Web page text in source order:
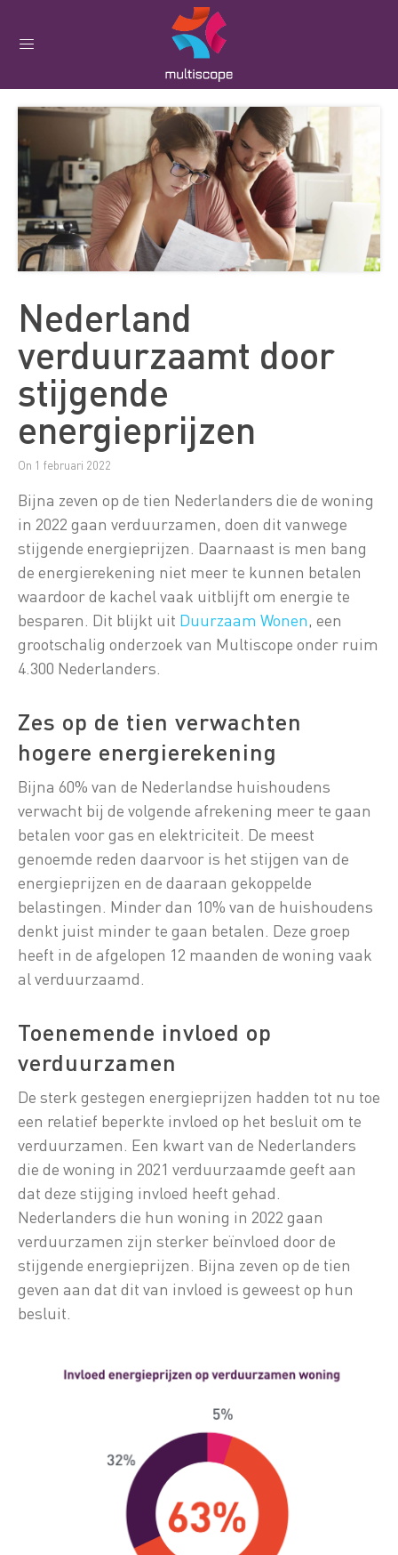
Nederland
verduurzaamt door
stijgende
energieprijzen
On 1 februari 2022
Bijna zeven op de tien Nederlanders die de woning
in 2022 gaan verduurzamen, doen dit vanwege
stijgende energieprijzen. Daarnaast is men bang
de energierekening niet meer te kunnen betalen
waardoor de kachel vaak uitblijft om energie te
besparen. Dit blijkt uit Duurzaam Wonen, een
grootschalig onderzoek van Multiscope onder ruim
4.300 Nederlanders.
Zes op de tien verwachten
hogere energierekening
Bijna 60% van de Nederlandse huishoudens
verwacht bij de volgende afrekening meer te gaan
betalen voor gas en elektriciteit. De meest
genoemde reden daarvoor is het stijgen van de
energieprijzen en de daaraan gekoppelde
belastingen. Minder dan 10% van de huishoudens
denkt juist minder te gaan betalen. Deze groep
heeft in de afgelopen 12 maanden de woning vaak
al verduurzaamd.
Toenemende invloed op
verduurzamen
De sterk gestegen energieprijzen hadden tot nu toe
een relatief beperkte invloed op het besluit om te
verduurzamen. Een kwart van de Nederlanders
die de woning in 2021 verduurzaamde geeft aan
dat deze stijging invloed heeft gehad.
Nederlanders die hun woning in 2022 gaan
verduurzamen zijn sterker beïnvloed door de
stijgende energieprijzen. Bijna zeven op de tien
geven aan dat dit van invloed is geweest op hun
besluit.